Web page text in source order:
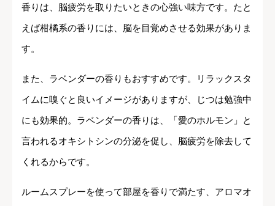
香りは、脳疲労を取りたいときの心強い味方です。たと
えば柑橘系の香りには、脳を目覚めさせる効果がありま
す。
また、ラベンダーの香りもおすすめです。リラックスタ
イムに嗅ぐと良いイメージがありますが、じつは勉強中
にも効果的。ラベンダーの香りは、「愛のホルモン」と
言われるオキシトシンの分泌を促し、脳疲労を除去して
くれるからです。
ルームスプレーを使って部屋を香りで満たす、アロマオ